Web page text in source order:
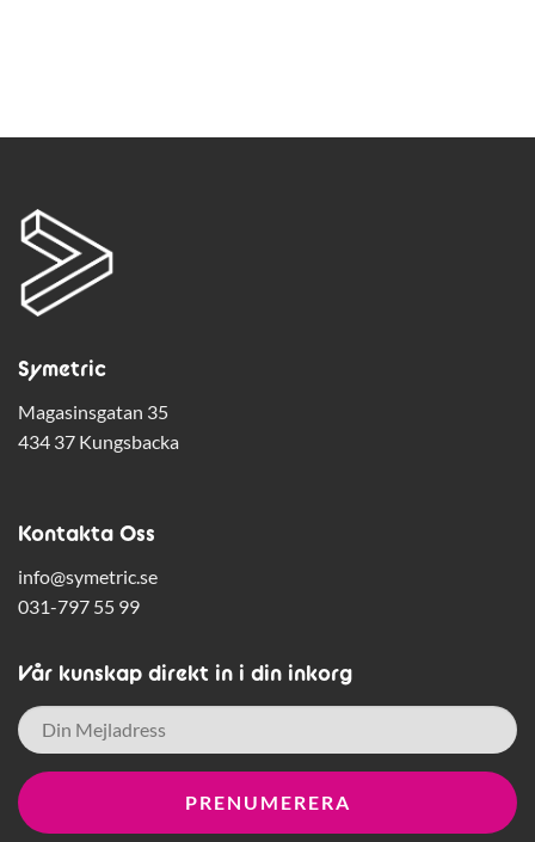
Symetric
Magasinsgatan 35
434 37 Kungsbacka
Kontakta Oss
info@symetric.se
031-797 55 99
Vår kunskap direkt in i din inkorg
E-
post *